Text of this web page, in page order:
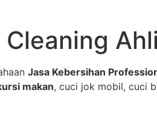
Cleaning
Jasa Kebersihan
makan, cuci jok mobil, cuci